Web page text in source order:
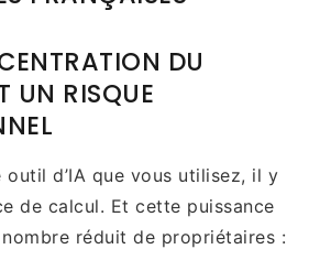
DU
UN RISQUE
outil d’IA que vous utilisez, il y
de calcul. Et cette puissance
réduit de propriétaires :